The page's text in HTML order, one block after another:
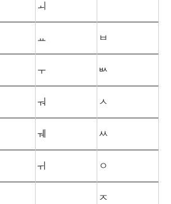
ㅚ
ㅛ ㅂ
ㅜ ㅄ
ㅝ ㅅ
ㅞ ㅆ
ㅟ ㅇ
ㅈ